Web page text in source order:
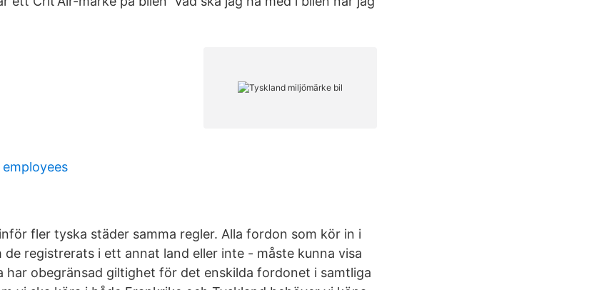
fler tyska städer samma regler. Alla fordon som kör in i
registrerats i ett annat land eller inte - måste kunna visa
har obegränsad giltighet för det enskilda fordonet i samtliga